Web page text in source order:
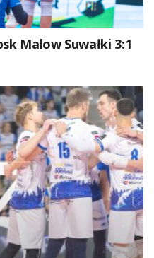
Malow Suwałki 3:1